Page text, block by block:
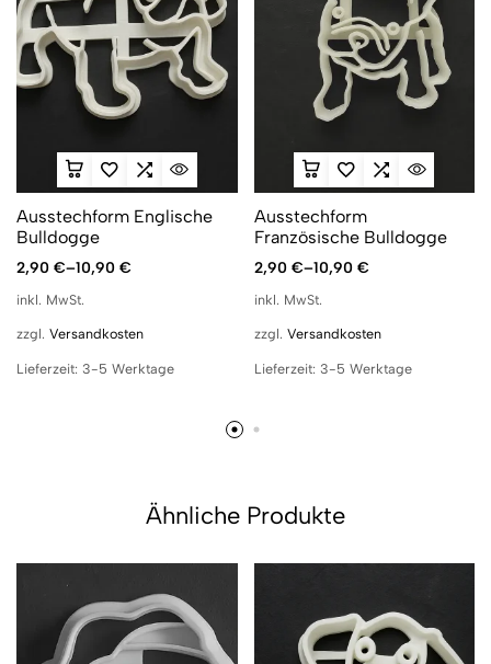
Ausstechform Englische
Bulldogge
2,90 €–10,90 €
inkl. MwSt.
zzgl. Versandkosten
Lieferzeit: 3-5 Werktage
Ausstechform
Französische Bulldogge
2,90 €–10,90 €
inkl. MwSt.
zzgl. Versandkosten
Lieferzeit: 3-5 Werktage
Ähnliche Produkte